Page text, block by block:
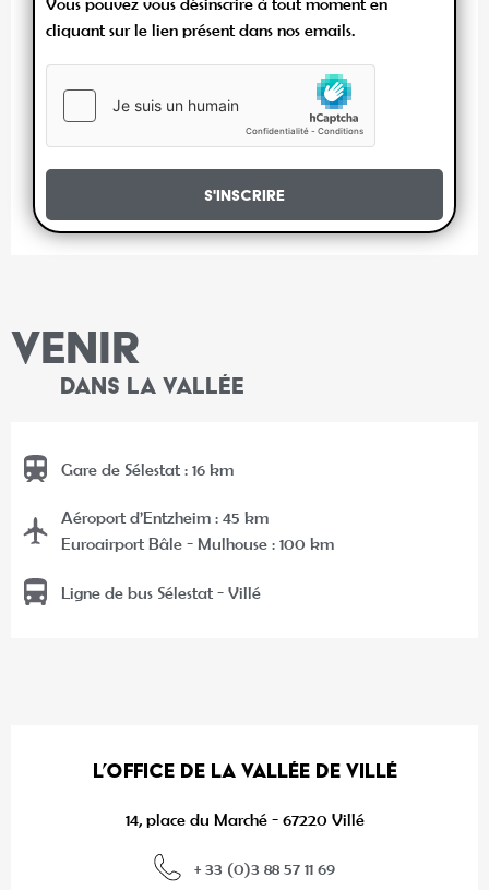
cliquant sur le lien présent dans nos emails.
S'inscrire
VENIR
DANS LA VALLÉE
Gare de Sélestat : 16 km
Aéroport d’Entzheim : 45 km
Euroairport Bâle - Mulhouse : 100 km
Ligne de bus Sélestat - Villé
L’OFFICE DE LA VALLÉE DE VILLÉ
14, place du Marché - 67220 Villé
+ 33 (0)3 88 57 11 69